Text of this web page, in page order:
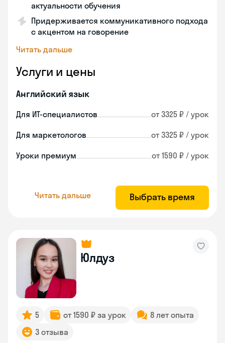
актуальности обучения
Придерживается коммуникативного подхода
с акцентом на говорение
Читать дальше
Услуги и цены
Английский язык
Для ИТ-специалистов от 3325 ₽ / урок
Для маркетологов от 3325 ₽ / урок
Уроки премиум от 1590 ₽ / урок
Читать дальше Выбрать время
Юлдуз
5 от 1590 ₽ за урок
8 лет опыта
3 отзыва